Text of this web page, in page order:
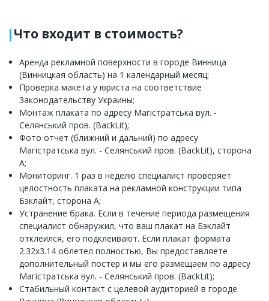
Что входит в стоимость?
Аренда рекламной поверхности в городе Винница
(Винницкая область) на 1 календарный месяц;
Проверка макета у юриста на соответствие
Законодательству Украины;
Монтаж плаката по адресу Магістратська вул. -
Селянський пров. (BackLit);
Фото отчет (ближний и дальний) по адресу
Магістратська вул. - Селянський пров. (BackLit), сторона
A;
Мониторинг. 1 раз в неделю специалист проверяет
целостность плаката на рекламной конструкции типа
Бэклайт, сторона A;
Устранение брака. Если в течение периода размещения
специалист обнаружил, что ваш плакат на Бэклайт
отклеился, его подклеивают. Если плакат формата
2.32x3.14 облетел полностью, Вы предоставляете
дополнительный постер и мы его размещаем по адресу
Магістратська вул. - Селянський пров. (BackLit);
Стабильный контакт с целевой аудиторией в городе